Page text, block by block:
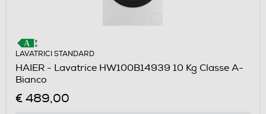
LAVATRICI STANDARD
HAIER - Lavatrice HW100B14939 10 Kg Classe A-
Bianco
€ 489,00